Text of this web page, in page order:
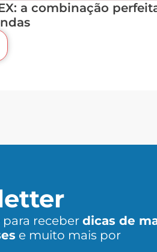
a combinação
para receber dicas de
e muito mais por